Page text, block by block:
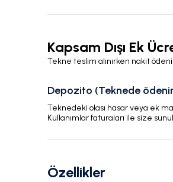
Kapsam Dışı Ek
Tekne teslim alınırken nakit
Depozito (Teknede
Teknedeki olası hasar veya ek
Kullanımlar faturaları ile size
Özellikler